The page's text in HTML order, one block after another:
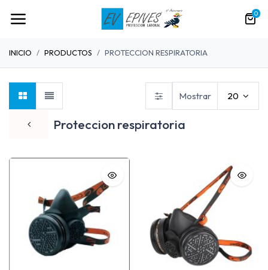
0
INICIO PRODUCTOS PROTECCION RESPIRATORIA
Proteccion respiratoria
Mostrar 20